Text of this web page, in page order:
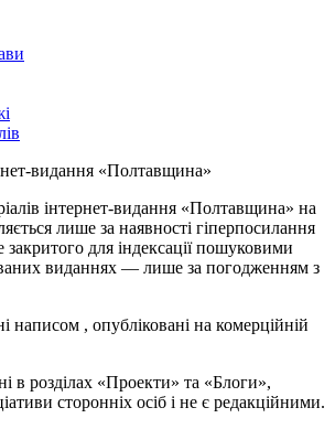
видання «Полтавщина»
інтернет-видання «Полтавщина» на
лише за наявності гіперпосилання
закритого для індексації пошуковими
виданнях — лише за погодженням з
написом , опубліковані на комерційній
в розділах «Проекти» та «Блоги»,
сторонніх осіб і не є редакційними.